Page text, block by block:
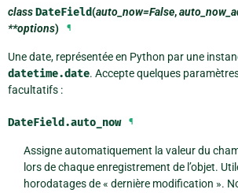
classDateField(auto_now=False,
**options) ¶
Une date, représentée en Python par une
datetime.date. Accepte quelques
facultatifs :
DateField.auto_now ¶
Assigne automatiquement la valeur du
lors de chaque enregistrement de l’objet.
horodatages de « dernière modification ».